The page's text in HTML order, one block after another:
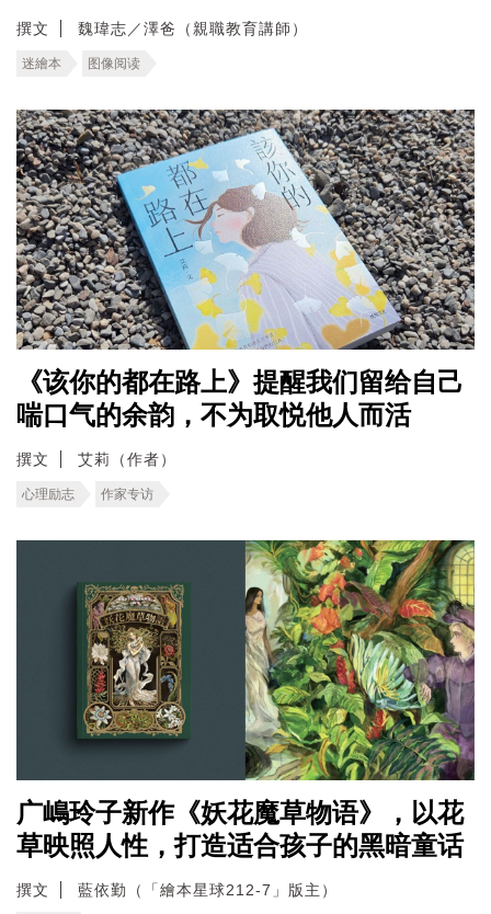
撰文 魏瑋志／澤爸（親職教育講師）
迷繪本 图像阅读
《该你的都在路上》提醒我们留给自己
喘口气的余韵，不为取悦他人而活
撰文 艾莉（作者）
心理励志 作家专访
广嶋玲子新作《妖花魔草物语》，以花
草映照人性，打造适合孩子的黑暗童话
撰文 藍依勤（「繪本星球212-7」版主）